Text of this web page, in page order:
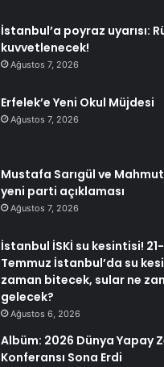
İstanbul’a poyraz uyarısı:
kuvvetlenecek!
Ağustos 7, 2026
Erfelek’e Yeni Okul Müjdesi
Ağustos 7, 2026
Mustafa Sarıgül ve
yeni parti açıklaması
Ağustos 7, 2026
İstanbul İSKİ su kesintisi!
Temmuz İstanbul’da su
zaman bitecek, sular ne
gelecek?
Ağustos 6, 2026
Albüm: 2026 Dünya Yapay
Konferansı Sona Erdi